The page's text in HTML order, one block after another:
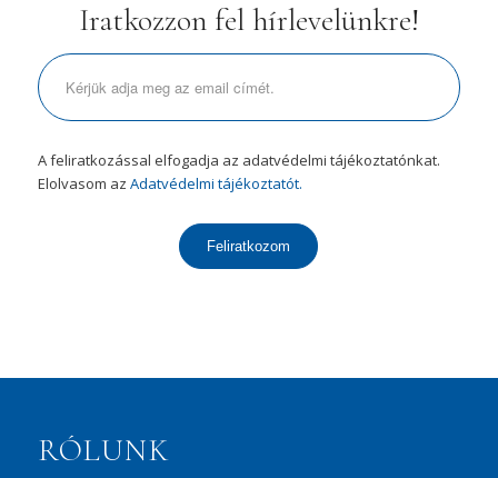
Iratkozzon fel hírlevelünkre!
A feliratkozással elfogadja az adatvédelmi tájékoztatónkat.
Elolvasom az Adatvédelmi tájékoztatót.
Feliratkozom
RÓLUNK